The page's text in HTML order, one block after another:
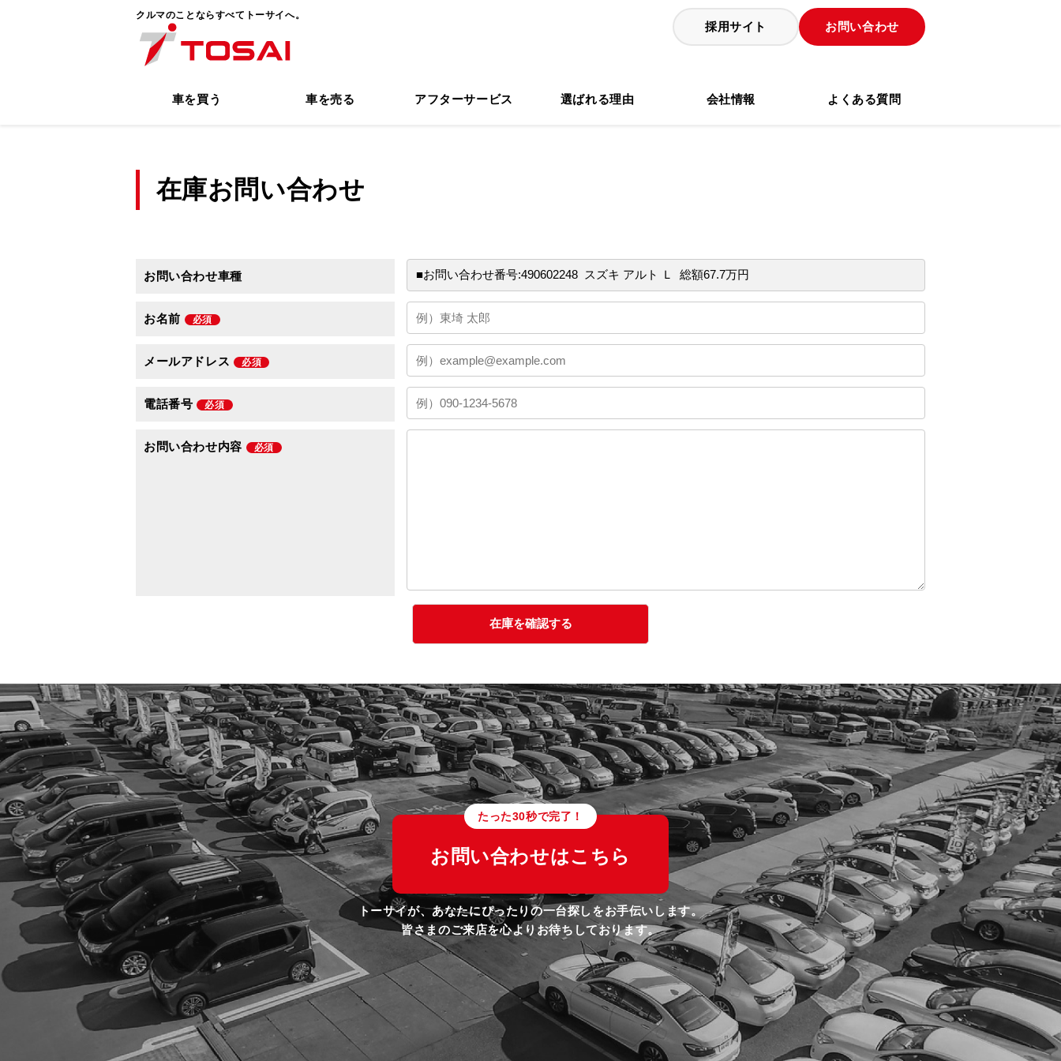
クルマのことならすべてトーサイへ。
採用サイト お問い合わせ
車を買う 車を売る アフターサービス 選ばれる理由 会社情報 よくある質問
在庫お問い合わせ
お問い合わせ車種
お名前 必須
メールアドレス 必須
電話番号 必須
お問い合わせ内容 必須
たった30秒で完了！
お問い合わせはこちら
トーサイが、あなたにぴったりの一台探しをお手伝いします。
皆さまのご来店を心よりお待ちしております。